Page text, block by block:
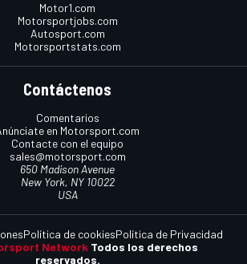
Motor1.com
Motorsportjobs.com
Autosport.com
Motorsportstats.com
Contáctenos
Comentarios
en Motorsport.com
Contacte con el equipo
sales@motorsport.com
650 Madison Avenue
New York, NY 10022
USA
Network Todos los derechos
reservados.
Política de cookiesPolítica de Privacidad